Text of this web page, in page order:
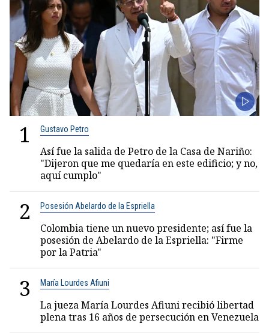
1 Gustavo Petro
Así fue la salida de Petro de la Casa de Nariño:
"Dijeron que me quedaría en este edificio; y no,
aquí cumplo"
2 Posesión Abelardo de la Espriella
Colombia tiene un nuevo presidente; así fue la
posesión de Abelardo de la Espriella: "Firme
por la Patria"
3 María Lourdes Afiuni
La jueza María Lourdes Afiuni recibió libertad
plena tras 16 años de persecución en Venezuela